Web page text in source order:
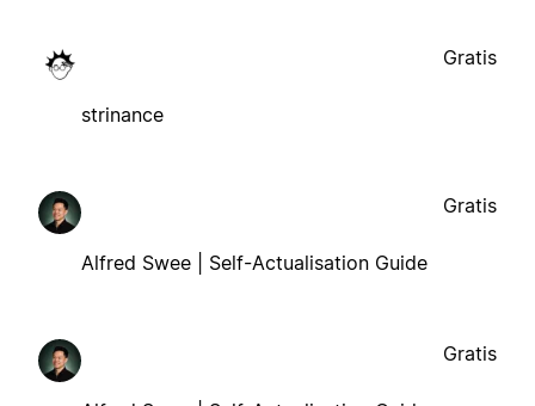
strinance
Gratis
Alfred Swee | Self-Actualisation Guide
Gratis
Gratis